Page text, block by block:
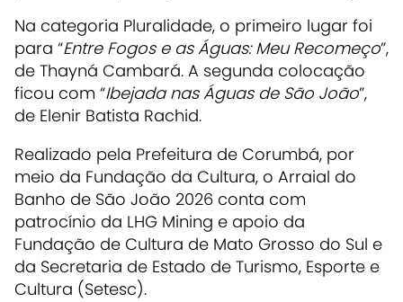
Na categoria Pluralidade, o primeiro lugar foi
para “Entre Fogos e as Águas: Meu Recomeço”,
de Thayná Cambará. A segunda colocação
ficou com “Ibejada nas Águas de São João”,
de Elenir Batista Rachid.
Realizado pela Prefeitura de Corumbá, por
meio da Fundação da Cultura, o Arraial do
Banho de São João 2026 conta com
patrocínio da LHG Mining e apoio da
Fundação de Cultura de Mato Grosso do Sul e
da Secretaria de Estado de Turismo, Esporte e
Cultura (Setesc).